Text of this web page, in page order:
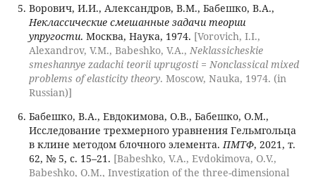
Ворович, И.И., Александров, В.М., Бабешко, В.А.,
Неклассические смешанные задачи теории
упругости. Москва, Наука, 1974. [Vorovich, I.I.,
Alexandrov, V.M., Babeshko, V.A., Neklassicheskie
smeshannye zadachi teorii uprugosti = Nonclassical mixed
problems of elasticity theory. Moscow, Nauka, 1974. (in
Russian)]
Бабешко, В.А., Евдокимова, О.В., Бабешко, О.М.,
Исследование трехмерного уравнения Гельмгольца
в клине методом блочного элемента.ПМТФ, 2021, т.
62, № 5, с. 15–21. [Babeshko, V.A., Evdokimova, O.V.,
Babeshko, O.M., Investigation of the three-dimensional